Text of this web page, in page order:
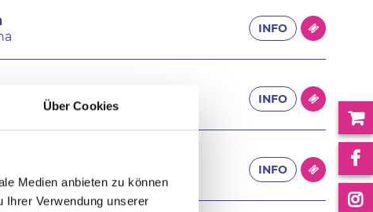
Über Cookies
Medien anbieten zu können
Ihrer Verwendung unserer
INFO
Nürnberg ARENA
INFO
INFO